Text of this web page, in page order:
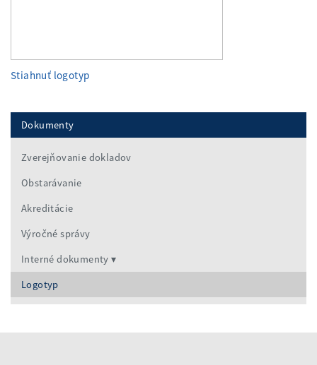
Stiahnuť logotyp
Dokumenty
Zverejňovanie dokladov
Obstarávanie
Akreditácie
Výročné správy
Interné dokumenty
Logotyp